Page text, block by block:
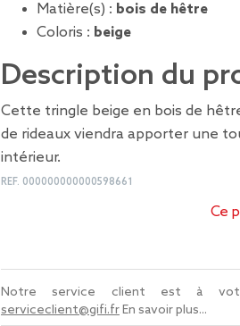
Matière(s) : bois de hêtre
Coloris : beige
Description du
Cette tringle beige en bois de
de rideaux viendra apporter une
intérieur.
REF. 000000000000598661
Ce
Notre service client est à
serviceclient@gifi.frEn savoir plus...